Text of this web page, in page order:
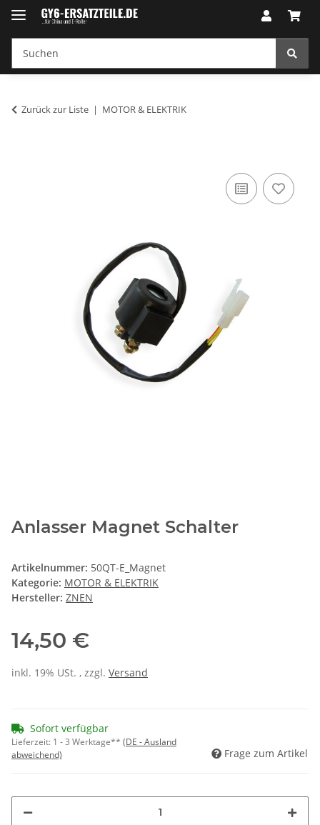
Zurück zur Liste MOTOR & ELEKTRIK
Anlasser Magnet Schalter
Artikelnummer: 50QT-E_Magnet
Kategorie: MOTOR & ELEKTRIK
Hersteller: ZNEN
14,50 €
inkl. 19% USt. , zzgl. Versand
Sofort verfügbar
Lieferzeit: 1 - 3 Werktage** (DE - Ausland
abweichend)
Frage zum Artikel